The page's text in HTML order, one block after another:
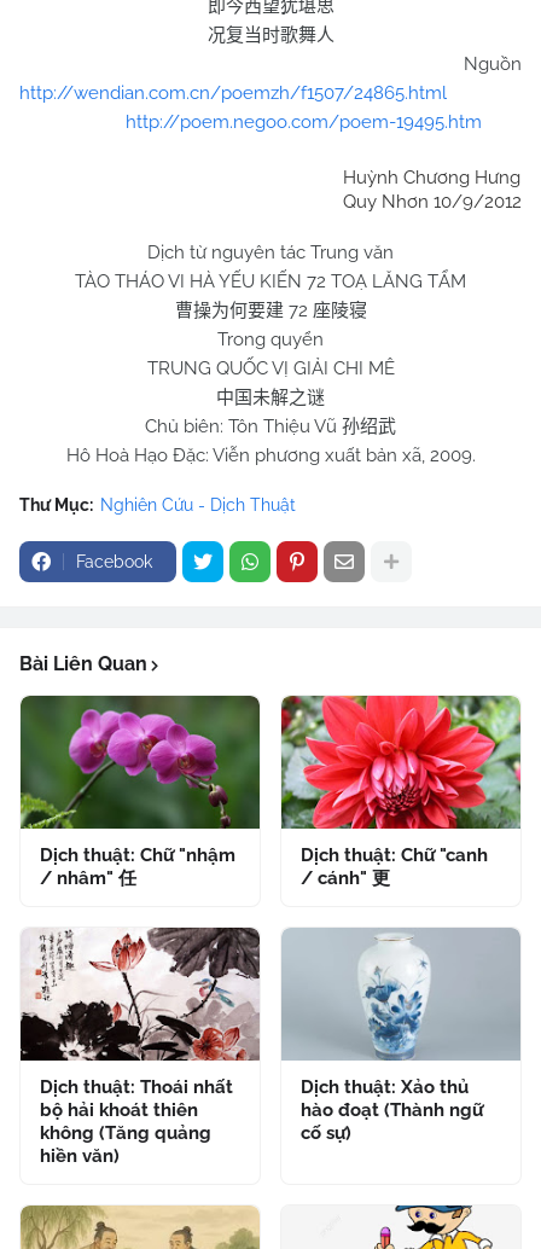
即今西望犹堪思
况复当时歌舞人
Nguồn
http://wendian.com.cn/poemzh/f1507/24865.html
http://poem.negoo.com/poem-19495.htm
Huỳnh Chương Hưng
Quy Nhơn 10/9/2012
Dịch từ nguyên tác Trung văn
TÀO THÁO VI HÀ YẾU KIẾN 72 TOẠ LĂNG TẨM
曹操为何要建72 座陵寝
Trong quyển
TRUNG QUỐC VỊ GIẢI CHI MÊ
中国未解之谜
Chủ biên: Tôn Thiệu Vũ 孙绍武
Hô Hoà Hạo Đặc: Viễn phương xuất bản xã, 2009.
Thư Mục: Nghiên Cứu - Dịch Thuật
Facebook
Bài Liên Quan
Dịch thuật: Chữ "nhậm
/ nhâm" 任
Dịch thuật: Chữ "canh
/ cánh" 更
Dịch thuật: Thoái nhất
bộ hải khoát thiên
không (Tăng quảng
hiền văn)
Dịch thuật: Xảo thủ
hào đoạt (Thành ngữ
cố sự)